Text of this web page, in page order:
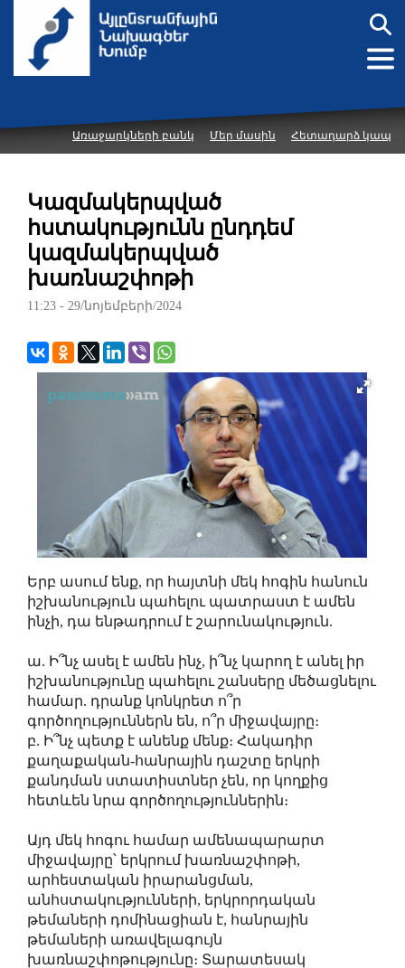
Առաջարկների բանկ Մեր մասին Հետադարձ կապ
Կազմակերպված
հստակությունն ընդդեմ
կազմակերպված
խառնաշփոթի
11:23 - 29/նոյեմբերի/2024
Երբ ասում ենք, որ հայտնի մեկ հոգին հանուն
իշխանություն պահելու պատրաստ է ամեն
ինչի, դա ենթադրում է շարունակություն.
ա. Ի՞նչ ասել է ամեն ինչ, ի՞նչ կարող է անել իր
իշխանությունը պահելու շանսերը մեծացնելու
համար. դրանք կոնկրետ ո՞ր
գործողություններն են, ո՞ր միջավայրը։
բ. Ի՞նչ պետք է անենք մենք։ Հակադիր
քաղաքական-հանրային դաշտը երկրի
քանդման ստատիստներ չեն, որ կողքից
հետևեն նրա գործողություններին։
Այդ մեկ հոգու համար ամենապարարտ
միջավայրը՝ երկրում խառնաշփոթի,
արհեստական իրարանցման,
անհստակությունների, երկրորդական
թեմաների դոմինացիան է, հանրային
թեմաների առավելագույն
խառնաշփոթությունը։ Տարատեսակ